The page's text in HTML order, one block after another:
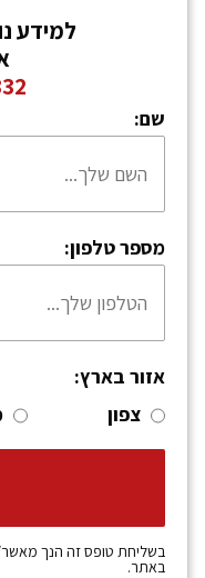
למידע
שם:
מספר טלפון:
אזור בארץ:
צפון
בשליחת טופס זה הנך
באתר.